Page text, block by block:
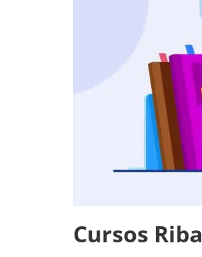
Cursos Riba